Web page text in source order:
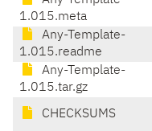
1.015.meta
Any-Template-
1.015.readme
Any-Template-
1.015.tar.gz
CHECKSUMS